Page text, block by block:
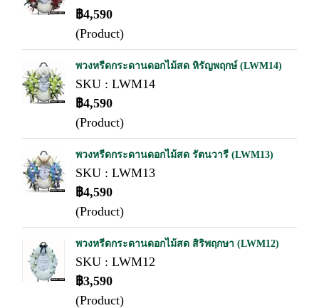
฿4,590
(Product)
พวงหรีดกระดานดอกไม้สด หิรัญพฤกษ์ (LWM14)
SKU : LWM14
฿4,590
(Product)
พวงหรีดกระดานดอกไม้สด รัตนวารี (LWM13)
SKU : LWM13
฿4,590
(Product)
พวงหรีดกระดานดอกไม้สด สิริพฤกษา (LWM12)
SKU : LWM12
฿3,590
(Product)